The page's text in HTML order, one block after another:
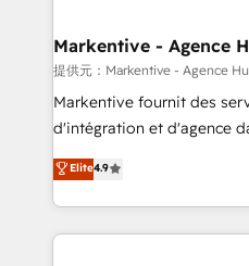
せください。
🎯Demand Gen & ABM:
ABM, AEO, SEO, & paid media. 👩‍💻Web
Build high-performing
& conversion strategy that
AI, & maximize AEO with
Integrations: Extend
Markentive - Agence
提供元：Markentive - Agence
Markentive fournit des
d'intégration et d'agence
North America. Avec plus
marketing automation,
webdesign. Markentive is both a consulting firm, a
digital agency and an
Elite4.9